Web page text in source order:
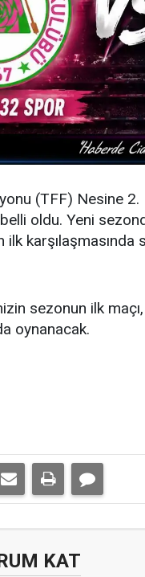
(TFF) Nesine
oldu. Yeni
ilk karşılaşmasında
sezonun ilk
oynanacak.
KAT